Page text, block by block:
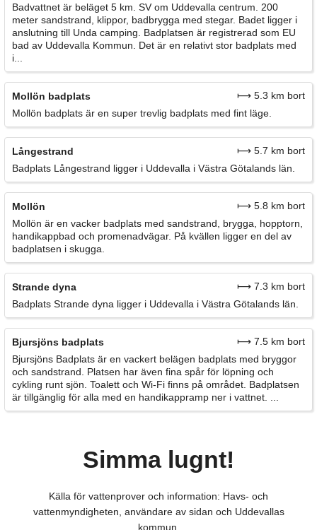
Badvattnet är beläget 5 km. SV om Uddevalla centrum. 200
meter sandstrand, klippor, badbrygga med stegar. Badet ligger i
anslutning till Unda camping. Badplatsen är registrerad som EU
bad av Uddevalla Kommun. Det är en relativt stor badplats med
i...
Mollön badplats
⟼ 5.3 km bort
Mollön badplats är en super trevlig badplats med fint läge.
Långestrand
⟼ 5.7 km bort
Badplats Långestrand ligger i Uddevalla i Västra Götalands län.
Mollön
⟼ 5.8 km bort
Mollön är en vacker badplats med sandstrand, brygga, hopptorn,
handikappbad och promenadvägar. På kvällen ligger en del av
badplatsen i skugga.
Strande dyna
⟼ 7.3 km bort
Badplats Strande dyna ligger i Uddevalla i Västra Götalands län.
Bjursjöns badplats
⟼ 7.5 km bort
Bjursjöns Badplats är en vackert belägen badplats med bryggor
och sandstrand. Platsen har även fina spår för löpning och
cykling runt sjön. Toalett och Wi-Fi finns på området. Badplatsen
är tillgänglig för alla med en handikappramp ner i vattnet. ...
Simma lugnt!
Källa för vattenprover och information: Havs- och
vattenmyndigheten, användare av sidan och Uddevallas
kommun.